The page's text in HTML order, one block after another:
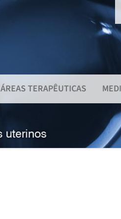
ÁREAS TERAPÊUTICAS